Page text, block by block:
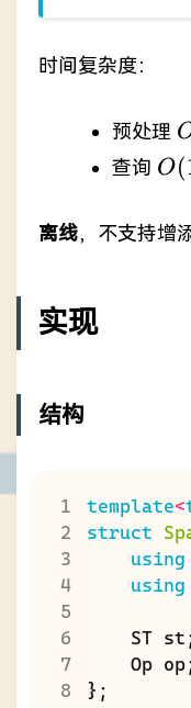
时间复杂度：
预处理
查询 O(
离线，不支持增
实现
结构
4
7
template<
struct
using
using
ST st
Op op
};